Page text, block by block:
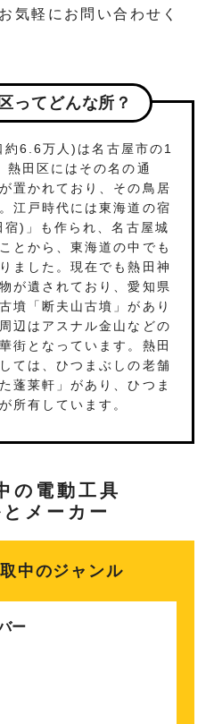
気軽にお問い合わせく
ってどんな所？
6.6万人)は名古屋市の1
熱田区にはその名の通
置かれており、その鳥居
江戸時代には東海道の宿
)」も作られ、名古屋城
とから、東海道の中でも
ました。現在でも熱田神
が遺されており、愛知県
墳「断夫山古墳」があり
辺はアスナル金山などの
街となっています。熱田
ては、ひつまぶしの老舗
蓬莱軒」があり、ひつま
所有しています。
の電動工具
メーカー
中のジャンル
ー